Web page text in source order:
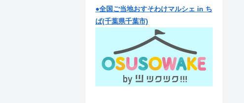
●全国ご当地おすそわけマルシェ in ち
ば(千葉県千葉市)